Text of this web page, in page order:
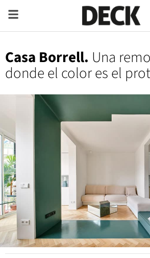
Casa Borrell. Una
donde el color es el